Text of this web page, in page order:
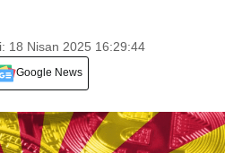
18 Nisan 2025 16:29:44
Google News